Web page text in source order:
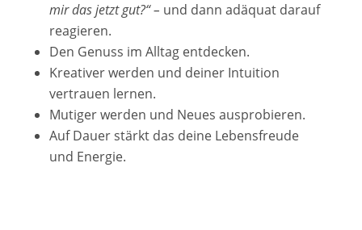
mir das jetzt gut?“ – und dann adäquat darauf
reagieren.
Den Genuss im Alltag entdecken.
Kreativer werden und deiner Intuition
vertrauen lernen.
Mutiger werden und Neues ausprobieren.
Auf Dauer stärkt das deine Lebensfreude
und Energie.